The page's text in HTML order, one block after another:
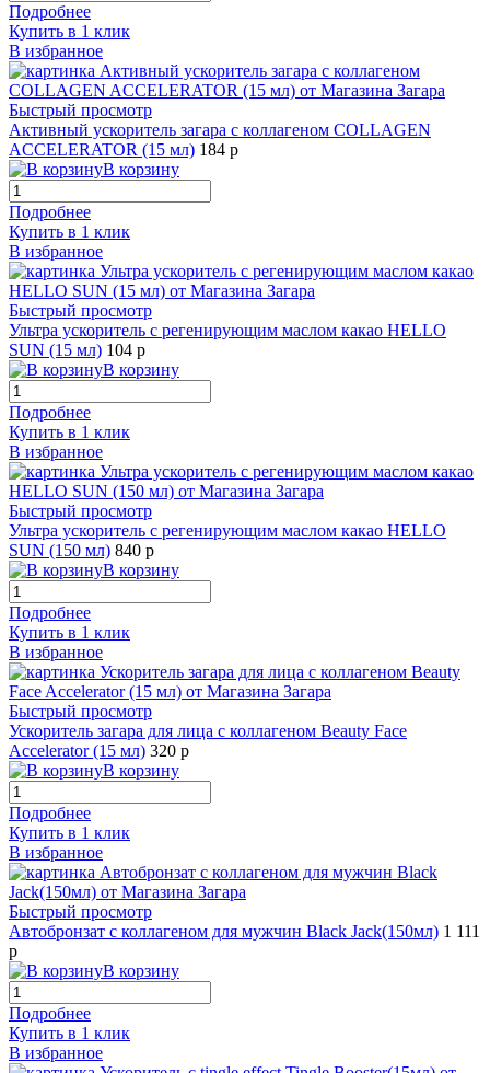
Подробнее
Купить в 1 клик
В избранное
Быстрый просмотр
Активный ускоритель загара с коллагеном COLLAGEN
ACCELERATOR (15 мл) 184 р
В корзину
Подробнее
Купить в 1 клик
В избранное
Быстрый просмотр
Ультра ускоритель с регенирующим маслом какао HELLO
SUN (15 мл) 104 р
В корзину
Подробнее
Купить в 1 клик
В избранное
Быстрый просмотр
Ультра ускоритель с регенирующим маслом какао HELLO
SUN (150 мл) 840 р
В корзину
Подробнее
Купить в 1 клик
В избранное
Быстрый просмотр
Ускоритель загара для лица с коллагеном Beauty Face
Accelerator (15 мл) 320 р
В корзину
Подробнее
Купить в 1 клик
В избранное
Быстрый просмотр
Автобронзат с коллагеном для мужчин Black Jack(150мл) 1 111
р
В корзину
Подробнее
Купить в 1 клик
В избранное